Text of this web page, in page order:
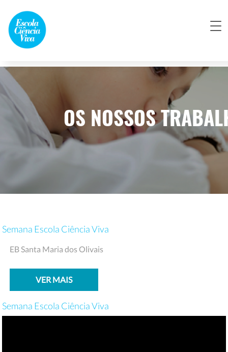
OS NOSSOS
Semana Escola Ciência Viva
EB Santa Maria dos Olivais
VER MAIS
Semana Escola Ciência Viva